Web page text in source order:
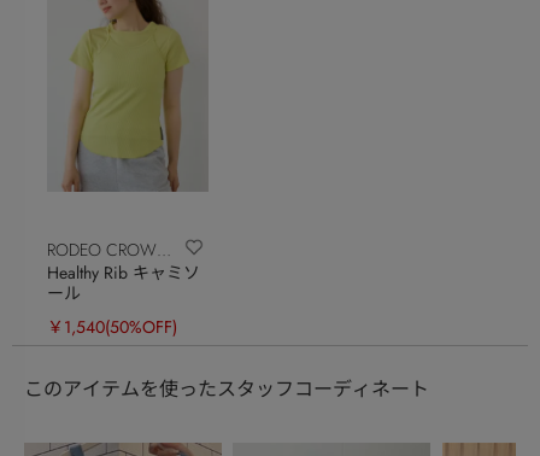
RODEO CROWNS
WIDE BOWL
Healthy Rib キャミソ
ール
￥1,540(50%OFF)
このアイテムを使ったスタッフコーディネート